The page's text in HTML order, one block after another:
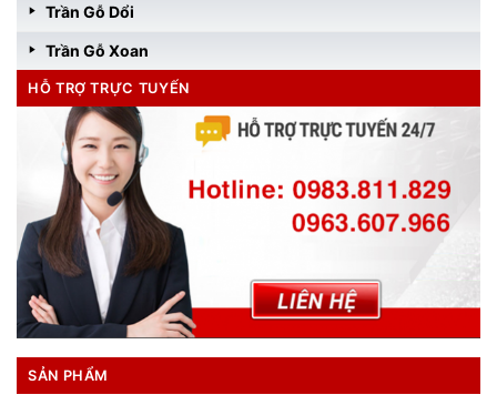
Trần Gỗ Dổi
Trần Gỗ Xoan
HỖ TRỢ TRỰC TUYẾN
SẢN PHẨM